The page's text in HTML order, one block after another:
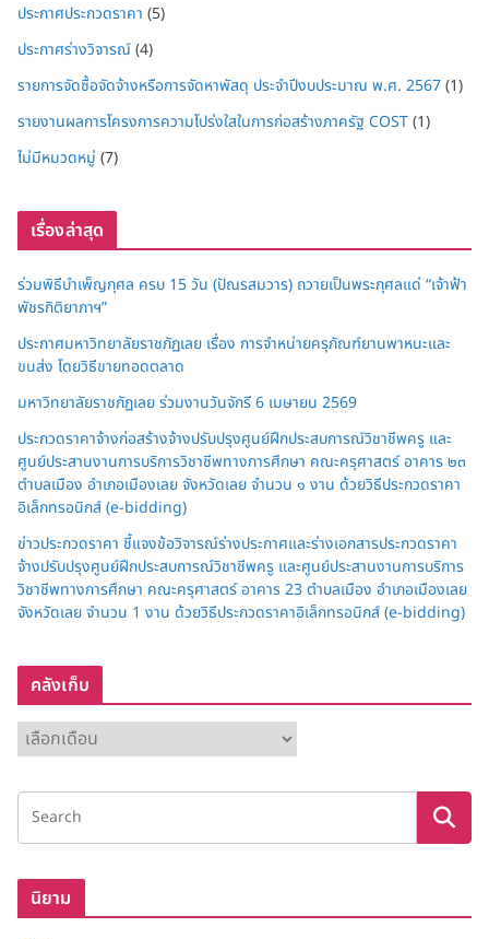
ประกาศประกวดราคา (5)
ประกาศร่างวิจารณ์(4)
รายการจัดซื้อจัดจ้างหรือการจัดหาพัสดุ ประจำปีงบประมาณ พ.ศ. 2567(1)
รายงานผลการโครงการความโปร่งใสในการก่อสร้างภาครัฐ COST(1)
ไม่มีหมวดหมู่ (7)
เรื่องล่าสุด
ร่วมพิธีบำเพ็ญกุศล ครบ 15 วัน (ปัณรสมวาร) ถวายเป็นพระกุศลแด่ “เจ้าฟ้า
พัชรกิติยาภาฯ”
ประกาศมหาวิทยาลัยราชภัฏเลย เรื่อง การจำหน่ายครุภัณฑ์ยานพาหนะและ
ขนส่ง โดยวิธีขายทอดตลาด
มหาวิทยาลัยราชภัฏเลย ร่วมงานวันจักรี 6 เมษายน 2569
ประกวดราคาจ้างก่อสร้างจ้างปรับปรุงศูนย์ฝึกประสบการณ์วิชาชีพครู และ
ศูนย์ประสานงานการบริการวิชาชีพทางการศึกษา คณะครุศาสตร์ อาคาร ๒๓
ตำบลเมือง อำเภอเมืองเลย จังหวัดเลย จำนวน ๑ งาน ด้วยวิธีประกวดราคา
อิเล็กทรอนิกส์ (e-bidding)
ข่าวประกวดราคา ชี้แจงข้อวิจารณ์ร่างประกาศและร่างเอกสารประกวดราคา
จ้างปรับปรุงศูนย์ฝึกประสบการณ์วิชาชีพครู และศูนย์ประสานงานการบริการ
วิชาชีพทางการศึกษา คณะครุศาสตร์ อาคาร 23 ตำบลเมือง อำเภอเมืองเลย
จังหวัดเลย จำนวน 1 งาน ด้วยวิธีประกวดราคาอิเล็กทรอนิกส์ (e-bidding)
คลังเก็บ
ลั
ง
ก็
นิยาม